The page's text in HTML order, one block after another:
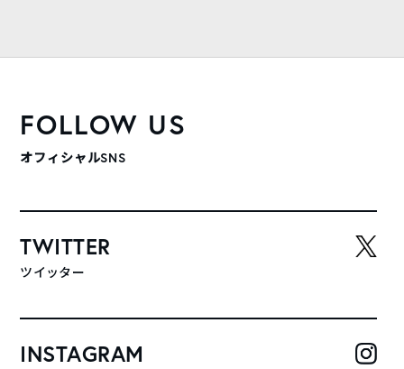
FOLLOW US
オフィシャルSNS
TWITTER
ツイッター
INSTAGRAM